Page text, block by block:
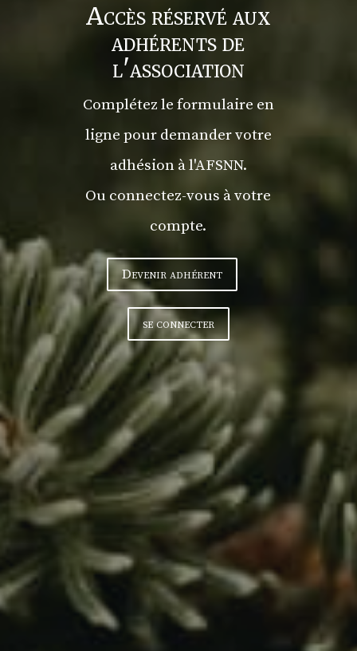
Accès réservé aux
adhérents de
l'association
Complétez le formulaire en
ligne pour demander votre
adhésion à l'AFSNN.
Ou connectez-vous à votre
compte.
Devenir adhérent
se connecter